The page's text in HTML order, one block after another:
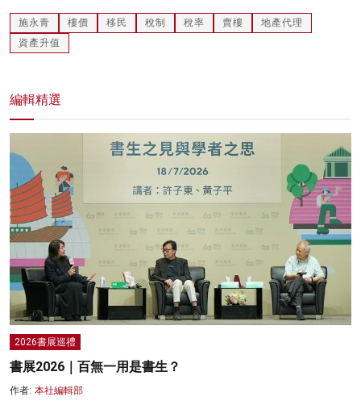
施永青 樓價 移民 稅制 稅率 賣樓
地產代理
資產升值
編輯精選
2026書展巡禮
書展2026｜百無一用是書生？
作者: 本社編輯部